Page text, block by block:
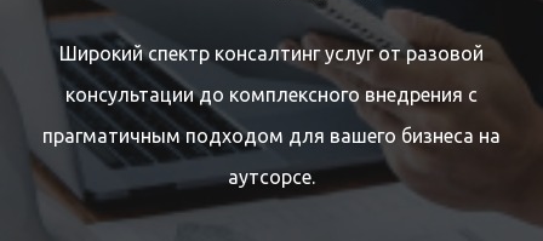
Широкий спектр консалтинг услуг от разовой
консультации до комплексного внедрения с
прагматичным подходом для вашего бизнеса на
аутсорсе.